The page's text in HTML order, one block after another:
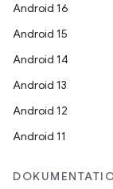
Android 16
Android 15
Android 14
Android 13
Android 12
Android 11